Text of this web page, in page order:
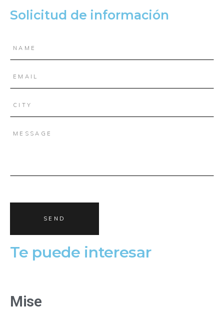
Solicitud de información
Te puede interesar
Mise